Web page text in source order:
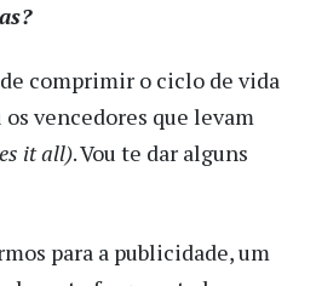
comprimir o ciclo de vida
vencedores que levam
it all). Vou te dar alguns
para a publicidade, um